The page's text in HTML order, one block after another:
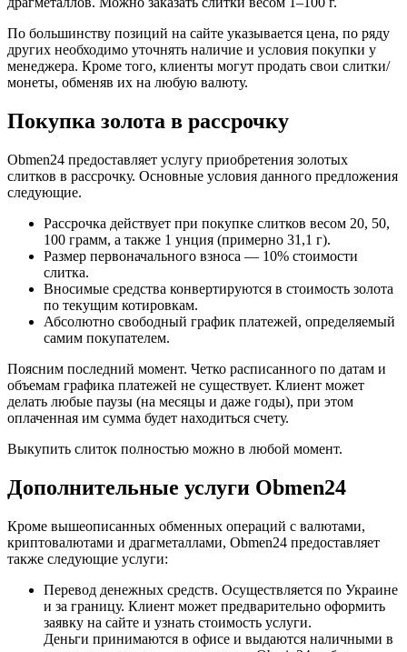
По большинству позиций на сайте указывается цена, по ряду
других необходимо уточнять наличие и условия покупки у
менеджера. Кроме того, клиенты могут продать свои слитки/
монеты, обменяв их на любую валюту.
Покупка золота в рассрочку
Obmen24 предоставляет услугу приобретения золотых
слитков в рассрочку. Основные условия данного предложения
следующие.
Рассрочка действует при покупке слитков весом 20, 50,
100 грамм, а также 1 унция (примерно 31,1 г).
Размер первоначального взноса — 10% стоимости
слитка.
Вносимые средства конвертируются в стоимость золота
по текущим котировкам.
Абсолютно свободный график платежей, определяемый
самим покупателем.
Поясним последний момент. Четко расписанного по датам и
объемам графика платежей не существует. Клиент может
делать любые паузы (на месяцы и даже годы), при этом
оплаченная им сумма будет находиться счету.
Выкупить слиток полностью можно в любой момент.
Дополнительные услуги Obmen24
Кроме вышеописанных обменных операций с валютами,
криптовалютами и драгметаллами, Obmen24 предоставляет
также следующие услуги:
Перевод денежных средств. Осуществляется по Украине
и за границу. Клиент может предварительно оформить
заявку на сайте и узнать стоимость услуги.
Деньги принимаются в офисе и выдаются наличными в